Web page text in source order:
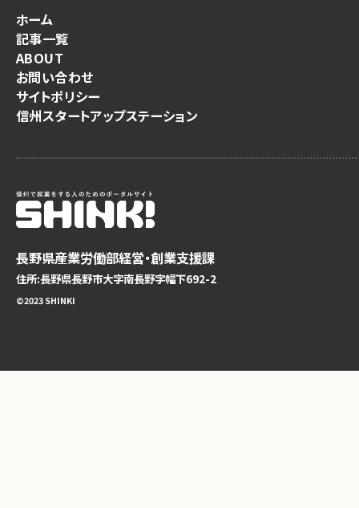
長野県産業労働部経営・創業支援課
住所:長野県長野市大字南長野字幅下692-2
©️2023 SHINKI
ホーム
記事一覧
ABOUT
お問い合わせ
サイトポリシー
信州スタートアップステーション